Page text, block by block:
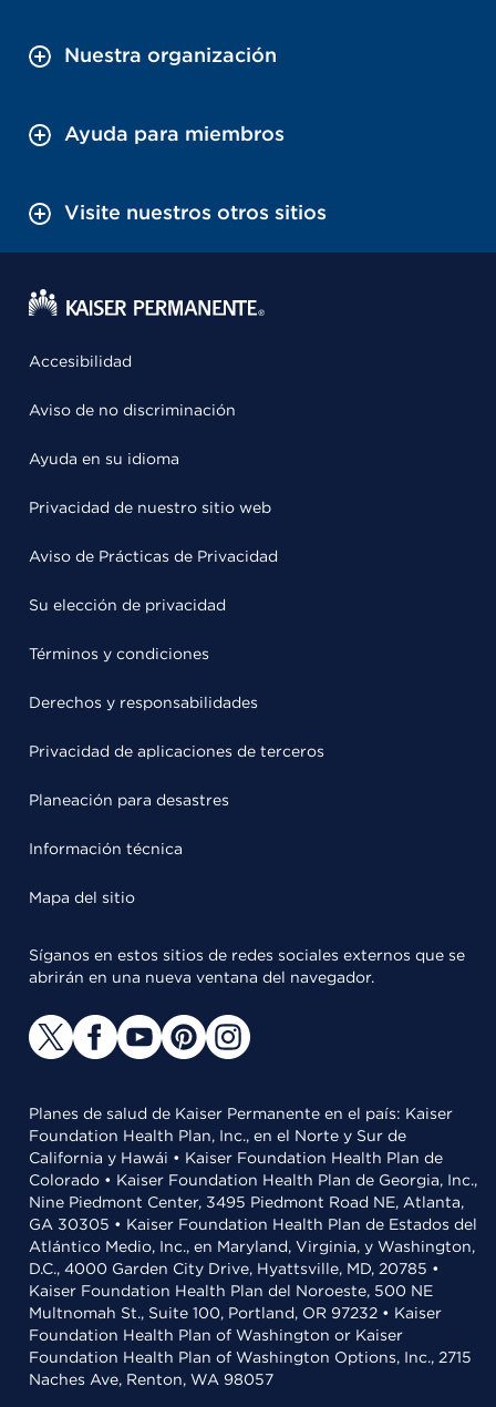
Nuestra organización
Ayuda para miembros
Visite nuestros otros sitios
Accesibilidad
Aviso de no discriminación
Ayuda en su idioma
Privacidad de nuestro sitio web
Aviso de Prácticas de Privacidad
Su elección de privacidad
Términos y condiciones
Derechos y responsabilidades
Privacidad de aplicaciones de terceros
Planeación para desastres
Información técnica
Mapa del sitio
Síganos en estos sitios de redes sociales externos que se
abrirán en una nueva ventana del navegador.
Planes de salud de Kaiser Permanente en el país: Kaiser
Foundation Health Plan, Inc., en el Norte y Sur de
California y Hawái • Kaiser Foundation Health Plan de
Colorado • Kaiser Foundation Health Plan de Georgia, Inc.,
Nine Piedmont Center, 3495 Piedmont Road NE, Atlanta,
GA 30305 • Kaiser Foundation Health Plan de Estados del
Atlántico Medio, Inc., en Maryland, Virginia, y Washington,
D.C., 4000 Garden City Drive, Hyattsville, MD, 20785 •
Kaiser Foundation Health Plan del Noroeste, 500 NE
Multnomah St., Suite 100, Portland, OR 97232 • Kaiser
Foundation Health Plan of Washington or Kaiser
Foundation Health Plan of Washington Options, Inc., 2715
Naches Ave, Renton, WA 98057